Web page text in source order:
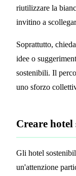
riutilizzare la
invitino a
Soprattutto,
idee o
sostenibili. Il
uno sforzo
Creare
Gli hotel
un'attenzione